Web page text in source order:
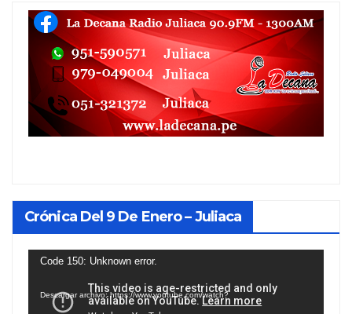
Crónica Del 9 De Enero – Juliaca
Reproductor
vídeo
Code 150: Unknown error.
Descargar archivo: https://www.youtube.com/watch?